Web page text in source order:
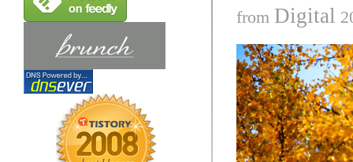
from Digital